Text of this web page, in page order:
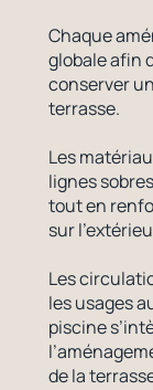
Chaque
globale afin
conserver
terrasse.
Les
lignes
tout en
sur
Les
les usages
piscine
de la